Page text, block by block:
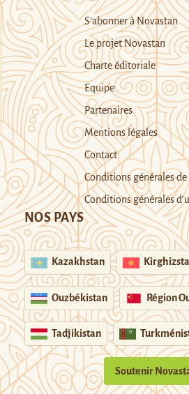
S’abonner à Novastan
Le projet Novastan
Charte éditoriale
Equipe
Partenaires
Mentions légales
Contact
Conditions générales
Conditions générales
NOS PAYS
Kazakhstan
Ouzbékistan Région
Tadjikistan
Soutenir